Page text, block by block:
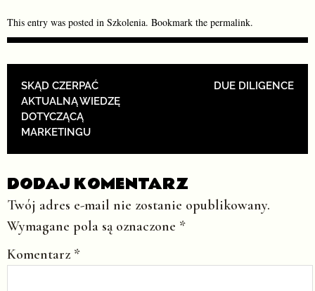
This entry was posted in Szkolenia. Bookmark the permalink.
POST NAVIGATION
SKĄD CZERPAĆ
AKTUALNĄ WIEDZĘ
DOTYCZĄCĄ
MARKETINGU
DUE DILIGENCE
DODAJ KOMENTARZ
Twój adres e-mail nie zostanie opublikowany.
Wymagane pola są oznaczone *
Komentarz *